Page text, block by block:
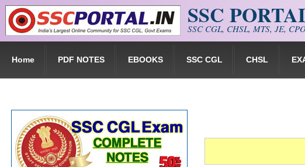
Skip to main content SSC
SSC CGL, CHSL, MTS, JE,
Home PDF NOTES EBOOKS SSC CGL CHSL